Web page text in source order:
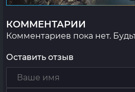
КОММЕНТАРИИ
Комментариев пока нет.
Оставить отзыв